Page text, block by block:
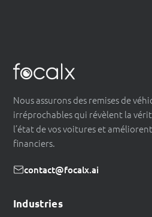
Nous assurons des remises de
irréprochables qui révèlent la
l’état de vos voitures et
financiers.
contact@focalx.ai
Industries